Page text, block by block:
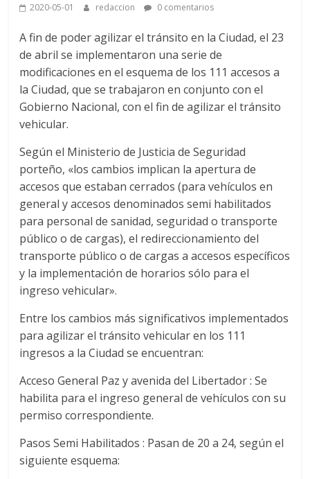
2020-05-01 redaccion 0 comentarios
A fin de poder agilizar el tránsito en la Ciudad, el 23
de abril se implementaron una serie de
modificaciones en el esquema de los 111 accesos a
la Ciudad, que se trabajaron en conjunto con el
Gobierno Nacional, con el fin de agilizar el tránsito
vehicular.
Según el Ministerio de Justicia de Seguridad
porteño, «los cambios implican la apertura de
accesos que estaban cerrados (para vehículos en
general y accesos denominados semi habilitados
para personal de sanidad, seguridad o transporte
público o de cargas), el redireccionamiento del
transporte público o de cargas a accesos específicos
y la implementación de horarios sólo para el
ingreso vehicular».
Entre los cambios más significativos implementados
para agilizar el tránsito vehicular en los 111
ingresos a la Ciudad se encuentran:
Acceso General Paz y avenida del Libertador : Se
habilita para el ingreso general de vehículos con su
permiso correspondiente.
Pasos Semi Habilitados : Pasan de 20 a 24, según el
siguiente esquema: